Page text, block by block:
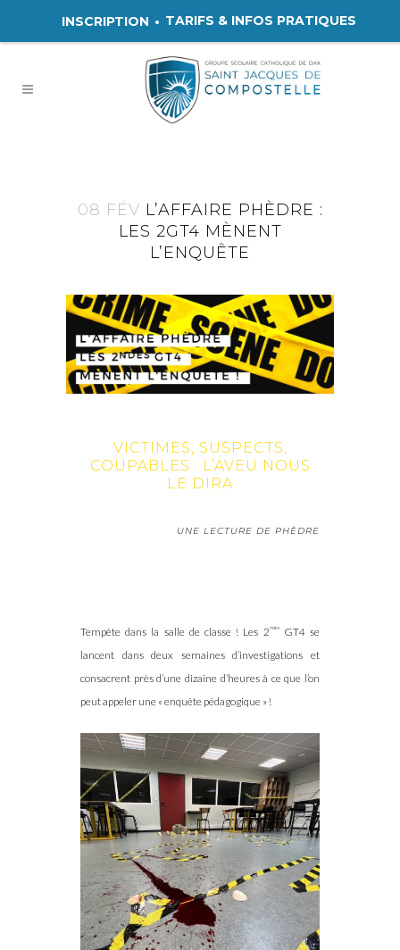
INSCRIPTION TARIFS & INFOS PRATIQUES
08 FÉV L’AFFAIRE PHÈDRE :
LES 2GT4 MÈNENT
L’ENQUÊTE
VICTIMES, SUSPECTS,
COUPABLES : L’AVEU NOUS
LE DIRA
UNE LECTURE DE PHÈDRE
Tempête dans la salle de classe ! Les 2ndes
GT4 se
lancent dans deux semaines d’investigations et
consacrent près d’une dizaine d’heures à ce que l’on
peut appeler une « enquête pédagogique » !